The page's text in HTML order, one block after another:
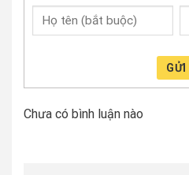
GỬI
Chưa có bình luận nào